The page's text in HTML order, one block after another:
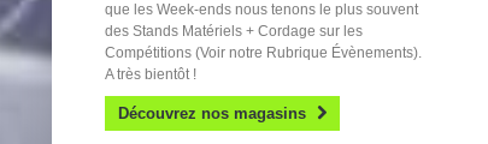
que les Week-ends nous tenons le plus souvent
des Stands Matériels + Cordage sur les
Compétitions (Voir notre Rubrique Évènements).
A très bientôt !
Découvrez nos magasins